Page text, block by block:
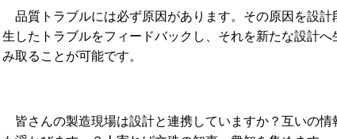
品質トラブルには必ず原因があります。その原因を設計
生したトラブルをフィードバックし、それを新たな設計へ
み取ることが可能です。
皆さんの製造現場は設計と連携していますか？ 互いの情